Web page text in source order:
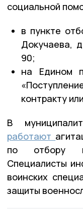
социальной
в пункте
Докучаева,
90;
на Едином
контракту
В
работают
по отбору
Специалисты
воинских
защиты